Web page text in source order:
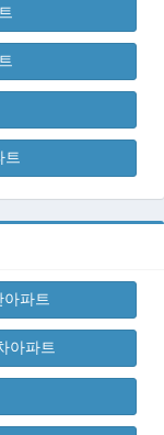
트
아파트
아파트